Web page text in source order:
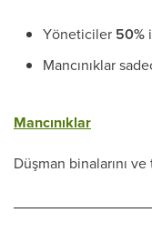
Yöneticiler 50%
Mancınıklar
Mancınıklar
Düşman binalarını